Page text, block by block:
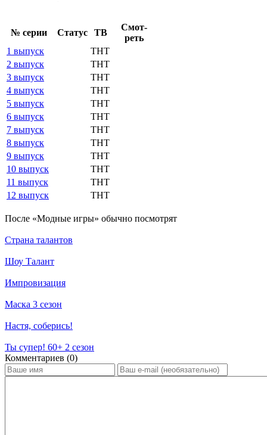
№ се­рии Ста­тус ТВ
Смот­
реть
1 выпуск
ТНТ
2 выпуск
ТНТ
3 выпуск
ТНТ
4 выпуск
ТНТ
5 выпуск
ТНТ
6 выпуск
ТНТ
7 выпуск
ТНТ
8 выпуск
ТНТ
9 выпуск
ТНТ
10 выпуск
ТНТ
11 выпуск
ТНТ
12 выпуск
ТНТ
По­сле «Модные игры» обыч­но по­смот­рят
Страна талантов
Шоу Талант
Импровизация
Маска 3 сезон
Настя, соберись!
Ты супер! 60+ 2 сезон
Ком­мен­та­ри­ев (0)